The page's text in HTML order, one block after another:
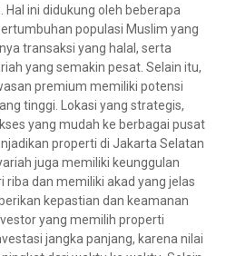
ini didukung oleh beberapa
populasi Muslim yang
transaksi yang halal, serta
yang semakin pesat. Selain itu,
premium memiliki potensi
tinggi. Lokasi yang strategis,
yang mudah ke berbagai pusat
properti di Jakarta Selatan
juga memiliki keunggulan
dan memiliki akad yang jelas
kepastian dan keamanan
yang memilih properti
jangka panjang, karena nilai